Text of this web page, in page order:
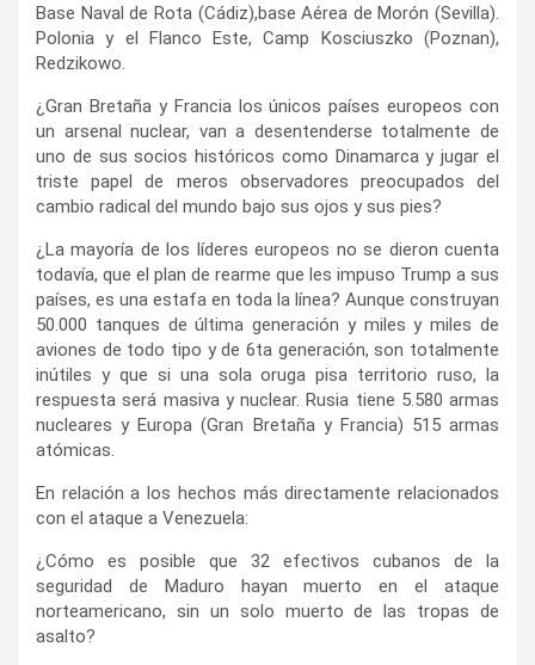
Base Naval de Rota (Cádiz),base Aérea de Morón (Sevilla).
Polonia y el Flanco Este, Camp Kosciuszko (Poznan),
Redzikowo.
¿Gran Bretaña y Francia los únicos países europeos con
un arsenal nuclear, van a desentenderse totalmente de
uno de sus socios históricos como Dinamarca y jugar el
triste papel de meros observadores preocupados del
cambio radical del mundo bajo sus ojos y sus pies?
¿La mayoría de los líderes europeos no se dieron cuenta
todavía, que el plan de rearme que les impuso Trump a sus
países, es una estafa en toda la línea? Aunque construyan
50.000 tanques de última generación y miles y miles de
aviones de todo tipo y de 6ta generación, son totalmente
inútiles y que si una sola oruga pisa territorio ruso, la
respuesta será masiva y nuclear. Rusia tiene 5.580 armas
nucleares y Europa (Gran Bretaña y Francia) 515 armas
atómicas.
En relación a los hechos más directamente relacionados
con el ataque a Venezuela:
¿Cómo es posible que 32 efectivos cubanos de la
seguridad de Maduro hayan muerto en el ataque
norteamericano, sin un solo muerto de las tropas de
asalto?